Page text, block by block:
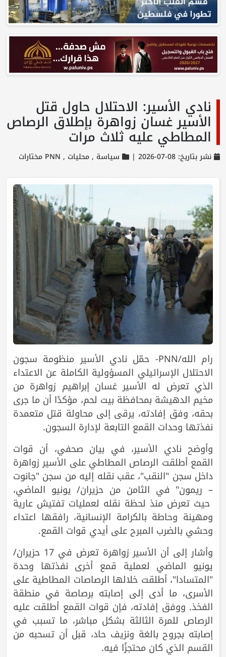
نادي الأسير: الاحتلال حاول قتل
الأسير غسان زواهرة بإطلاق الرصاص
المطاطي عليه ثلاث مرات
نشر بتاريخ: 08-07-2026 | سياسة ,محليات , PNN مختارات
رام الله/PNN- حمّل نادي الأسير منظومة سجون
الاحتلال الإسرائيلي المسؤولية الكاملة عن الاعتداء
الذي تعرض له الأسير غسان إبراهيم زواهرة من
مخيم الدهيشة بمحافظة بيت لحم، مؤكدًا أن ما جرى
بحقه، وفق إفادته، يرقى إلى محاولة قتل متعمدة
نفذتها وحدات القمع التابعة لإدارة السجون.
وأوضح نادي الأسير، في بيان صحفي، أن قوات
القمع أطلقت الرصاص المطاطي على الأسير زواهرة
داخل سجن "النقب"، عقب نقله إليه من سجن "جانوت
– ريمون" في الثامن من حزيران/ يونيو الماضي،
حيث تعرض منذ لحظة نقله لعمليات تفتيش عارية
ومهينة وحاطة بالكرامة الإنسانية، رافقها اعتداء
وحشي بالضرب المبرح على أيدي قوات القمع.
وأشار إلى أن الأسير زواهرة تعرض في 17 حزيران/
يونيو الماضي لعملية قمع أخرى نفذتها وحدة
"المتسادا"، أطلقت خلالها الرصاصات المطاطية على
الأسرى، ما أدى إلى إصابته برصاصة في منطقة
الفخذ. ووفق إفادته، فإن قوات القمع أطلقت عليه
الرصاص للمرة الثالثة بشكل مباشر، ما تسبب في
إصابته بجروح بالغة ونزيف حاد، قبل أن تسحبه من
القسم الذي كان محتجزًا فيه.